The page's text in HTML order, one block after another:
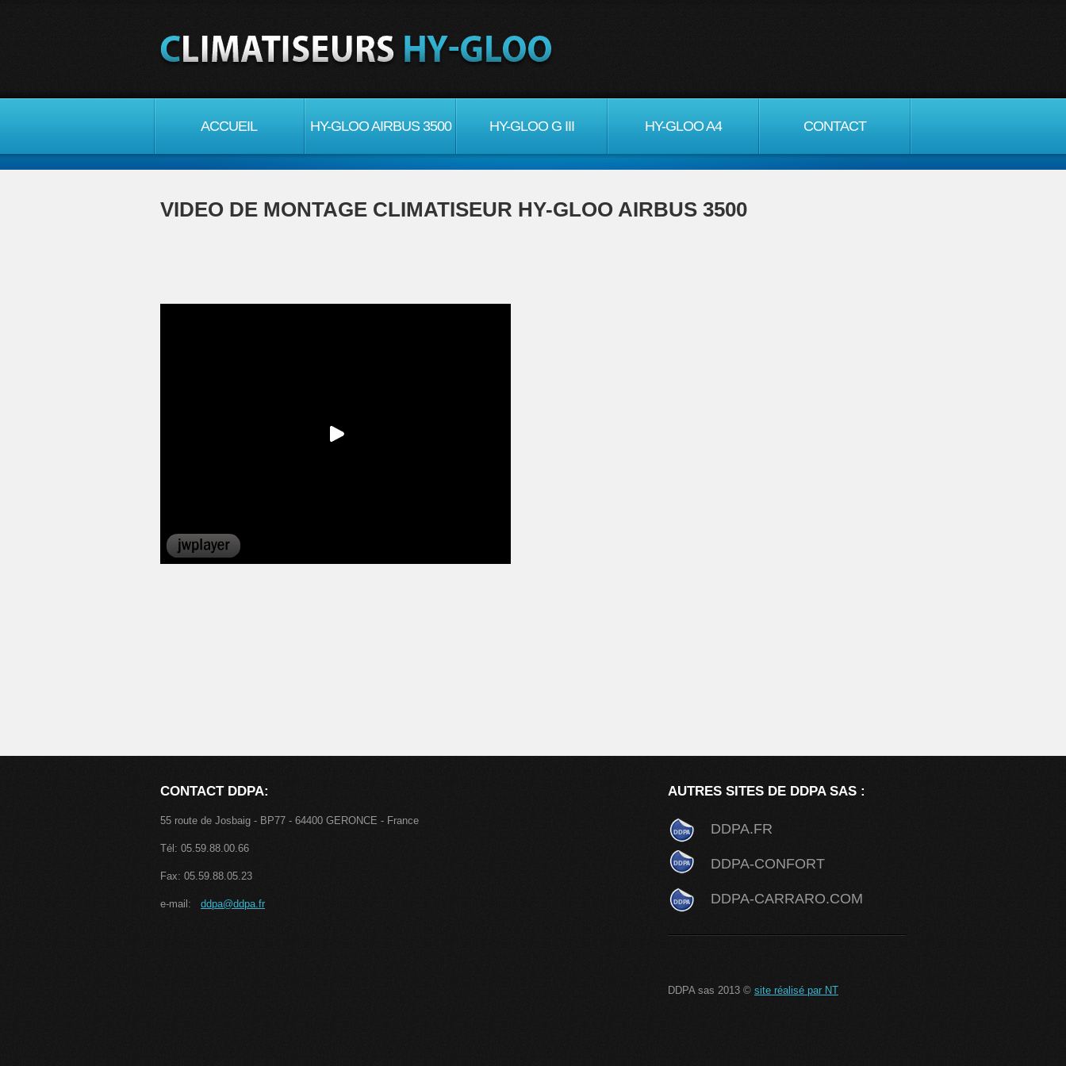
ACCUEIL HY-GLOO AIRBUS 3500 HY-GLOO G III HY-GLOO A4 CONTACT
VIDEO DE MONTAGE CLIMATISEUR HY-GLOO AIRBUS 3500
CONTACT DDPA:
55 route de Josbaig - BP77 - 64400 GERONCE - France
Tél: 05.59.88.00.66
Fax: 05.59.88.05.23
e-mail: ddpa@ddpa.fr
AUTRES SITES DE DDPA SAS :
DDPA.FR
DDPA-CONFORT
DDPA-CARRARO.COM
DDPA sas 2013 © site réalisé par NT